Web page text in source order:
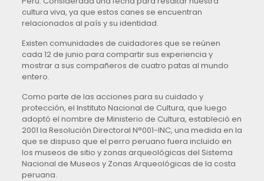
cultura viva, ya que estos canes se encuentran
relacionados al país y su identidad.
Existen comunidades de cuidadores que se reúnen
cada 12 de junio para compartir sus experiencia y
mostrar a sus compañeros de cuatro patas al mundo
entero.
Como parte de las acciones para su cuidado y
protección, el Instituto Nacional de Cultura, que luego
adoptó el nombre de Ministerio de Cultura, estableció en
2001 la Resolución Directoral N°001-INC, una medida en la
que se dispuso que el perro peruano fuera incluido en
los museos de sitio y zonas arqueológicas del Sistema
Nacional de Museos y Zonas Arqueológicas de la costa
peruana.